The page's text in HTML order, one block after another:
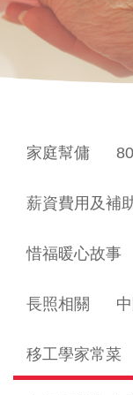
家庭幫傭
薪資費用及補
惜福暖心故事
長照相關
移工學家常菜